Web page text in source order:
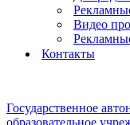
Видео
Контакты
Государственное
образовательное